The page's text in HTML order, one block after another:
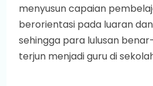
menyusun capaian
berorientasi pada luaran
sehingga para lulusan
terjun menjadi guru di